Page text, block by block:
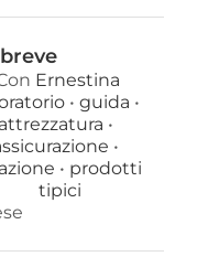
Ernestina
• guida •
attrezzatura •
•
• prodotti
tipici